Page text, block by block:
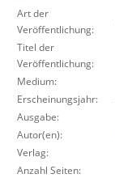
Art der
Veröffentlichung:
Titel der
Veröffentlichung:
Medium:
Erscheinungsjahr:
Ausgabe:
Autor(en):
Verlag:
Anzahl Seiten: